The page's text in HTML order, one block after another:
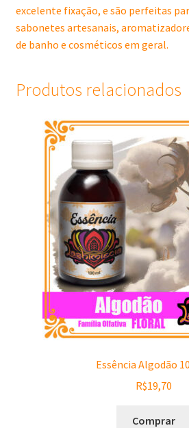
excelente fixação, e são perfeitas
sabonetes artesanais,
de banho e cosméticos em geral.
Produtos relacionados
Essência Algodão
R$19,70
Comprar